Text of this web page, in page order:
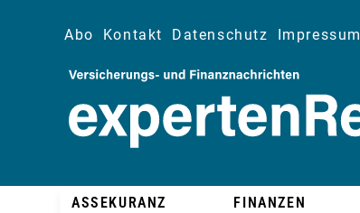
Abo Kontakt Datenschutz Impressum
ASSEKURANZ FINANZEN